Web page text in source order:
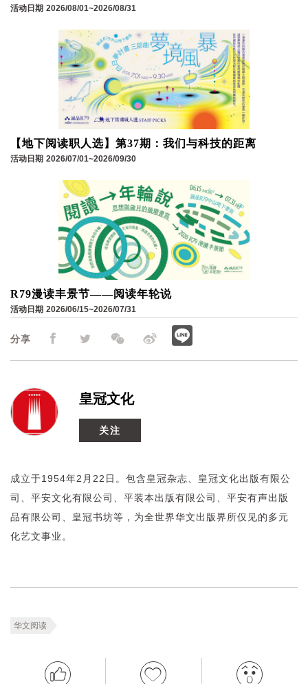
分享
皇冠文化
关注
成立于1954年2月22日。包含皇冠杂志、皇冠文化出版有限公
司、平安文化有限公司、平装本出版有限公司、平安有声出版
品有限公司、皇冠书坊等，为全世界华文出版界所仅见的多元
化艺文事业。
华文阅读
活动日期 2026/08/01~2026/08/31
【地下阅读职人选】第37期：我们与科技的距离
活动日期 2026/07/01~2026/09/30
R79漫读丰景节——阅读年轮说
活动日期 2026/06/15~2026/07/31